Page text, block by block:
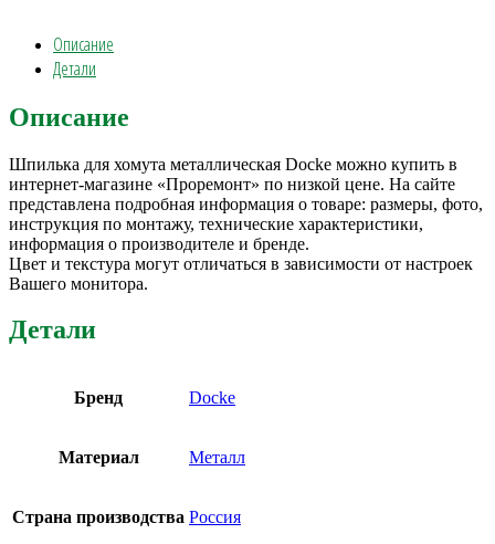
Описание
Детали
Описание
Шпилька для хомута металлическая Docke можно купить в
интернет-магазине «Проремонт» по низкой цене. На сайте
представлена подробная информация о товаре: размеры, фото,
инструкция по монтажу, технические характеристики,
информация о производителе и бренде.
Цвет и текстура могут отличаться в зависимости от настроек
Вашего монитора.
Детали
Бренд Docke
Материал Металл
Страна производства Россия